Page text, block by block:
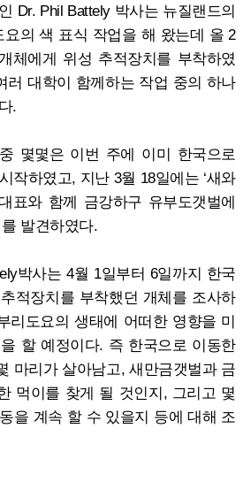
Dr. Phil Battely 박사는 뉴질랜드의
요의 색 표식 작업을 해 왔는데 올 2
체에게 위성 추적장치를 부착하였
러 대학이 함께하는 작업 중의 하나
.
몇몇은 이번 주에 이미 한국으로
작하였고, 지난 3월 18일에는 ‘새와
표와 함께 금강하구 유부도갯벌에
발견하였다.
박사는 4월 1일부터 6일까지 한국
적장치를 부착했던 개체를 조사하
리도요의 생태에 어떠한 영향을 미
할 예정이다. 즉 한국으로 이동한
마리가 살아남고, 새만금갯벌과 금
먹이를 찾게 될 것인지, 그리고 몇
을 계속 할 수 있을지 등에 대해 조